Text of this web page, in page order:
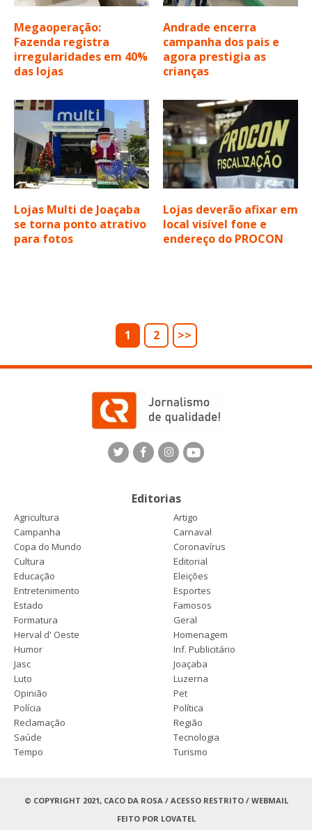
Megaoperação:
Fazenda registra
irregularidades em 40%
das lojas
Andrade encerra
campanha dos pais e
agora prestigia as
crianças
Lojas Multi de Joaçaba
se torna ponto atrativo
para fotos
Lojas deverão afixar em
local visível fone e
endereço do PROCON
1 2 >>
Editorias
Agricultura
Artigo
Campanha
Carnaval
Copa do Mundo
Coronavírus
Cultura
Editorial
Educação
Eleições
Entretenimento
Esportes
Estado
Famosos
Formatura
Geral
Herval d' Oeste
Homenagem
Humor
Inf. Publicitário
Jasc
Joaçaba
Luto
Luzerna
Opinião
Pet
Polícia
Política
Reclamação
Região
Saúde
Tecnologia
Tempo
Turismo
© COPYRIGHT 2021, CACO DA ROSA / ACESSO RESTRITO/ WEBMAIL
FEITO POR LOVATEL